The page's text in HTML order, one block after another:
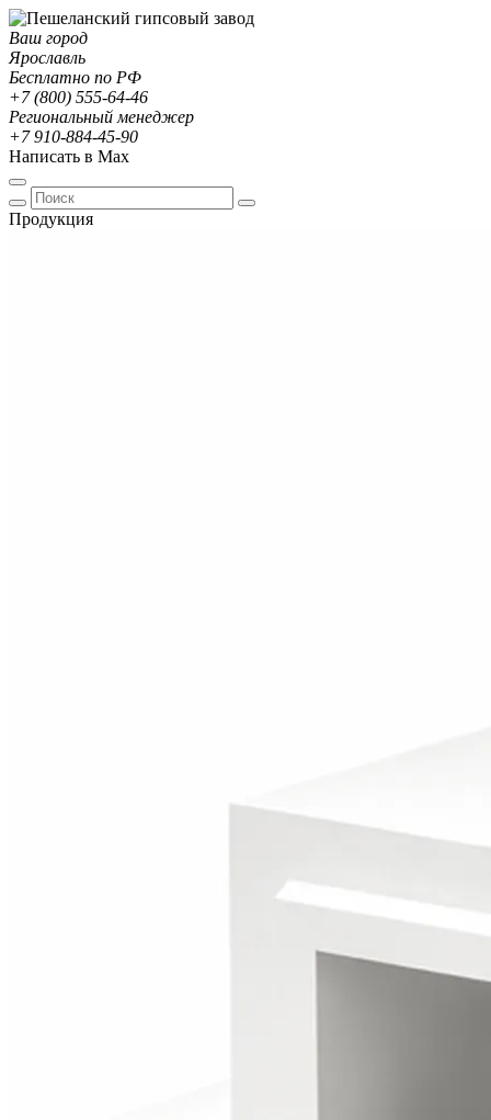
Ваш город
Ярославль
Бесплатно по РФ
+7 (800) 555-64-46
Региональный менеджер
+7 910-884-45-90
Написать в Max
Продукция